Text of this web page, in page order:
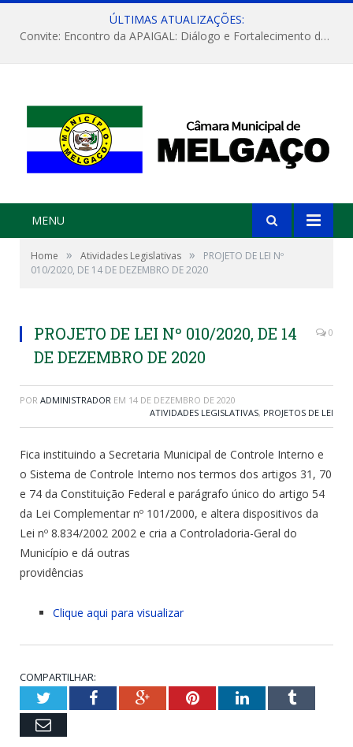
ÚLTIMAS ATUALIZAÇÕES:
Convite: Encontro da APAIGAL: Diálogo e Fortalecimento da Agricultura Familiar
MENU
Home » Atividades Legislativas »
PROJETO DE LEI Nº
010/2020, DE 14 DE DEZEMBRO DE 2020
PROJETO DE LEI Nº 010/2020, DE 14
DE DEZEMBRO DE 2020
0
POR ADMINISTRADOR EM 14 DE DEZEMBRO DE 2020
ATIVIDADES LEGISLATIVAS, PROJETOS DE LEI
Fica instituindo a Secretaria Municipal de Controle Interno e
o Sistema de Controle Interno nos termos dos artigos 31, 70
e 74 da Constituição Federal e parágrafo único do artigo 54
da Lei Complementar nº 101/2000, e altera dispositivos da
Lei nº 8.834/2002 2002 e cria a Controladoria-Geral do
Município e dá outras
providências
Clique aqui para visualizar
COMPARTILHAR:
TwitterFacebookGoogle+PinterestLinkedInTumblr
Email